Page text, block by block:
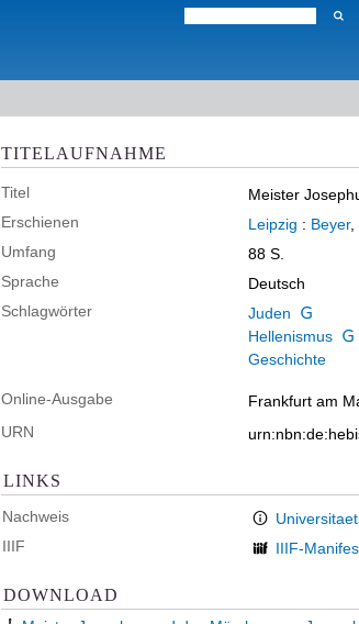
TITELAUFNAHME
Titel Meister
Erschienen
Leipzig : Beyer,
Umfang
88 S.
Sprache
Deutsch
Schlagwörter
Juden
Hellenismus
Geschichte
Online-Ausgabe
Frankfurt am
URN
LINKS
Nachweis
IIIF
IIIF-
DOWNLOAD